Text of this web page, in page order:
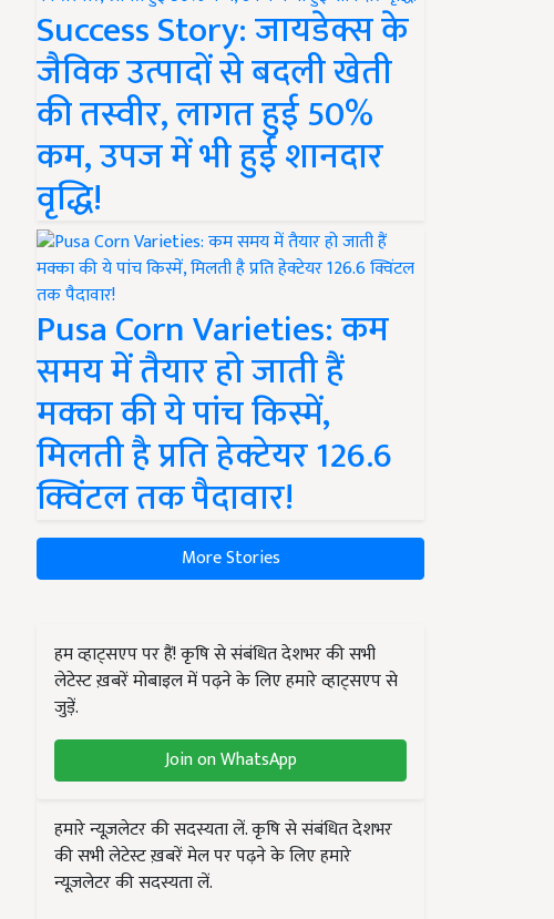
Success Story: जायडेक्स के
जैविक उत्पादों से बदली खेती
की तस्वीर, लागत हुई 50%
कम, उपज में भी हुई शानदार
वृद्धि!
Pusa Corn Varieties: कम
समय में तैयार हो जाती हैं
मक्का की ये पांच किस्में,
मिलती है प्रति हेक्टेयर 126.6
क्विंटल तक पैदावार!
More Stories
हम व्हाट्सएप पर हैं! कृषि से संबंधित देशभर की सभी
लेटेस्ट ख़बरें मोबाइल में पढ़ने के लिए हमारे व्हाट्सएप से
जुड़ें.
Join on WhatsApp
हमारे न्यूज़लेटर की सदस्यता लें. कृषि से संबंधित देशभर
की सभी लेटेस्ट ख़बरें मेल पर पढ़ने के लिए हमारे
न्यूज़लेटर की सदस्यता लें.